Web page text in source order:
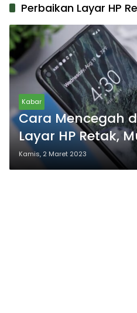
Perbaikan Layar HP
Kabar
Cara Mencegah
Layar HP Retak,
Praktis
Kamis, 2 Maret 2023